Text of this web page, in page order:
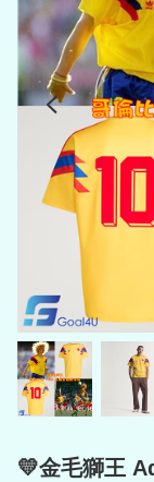
💛金毛獅王